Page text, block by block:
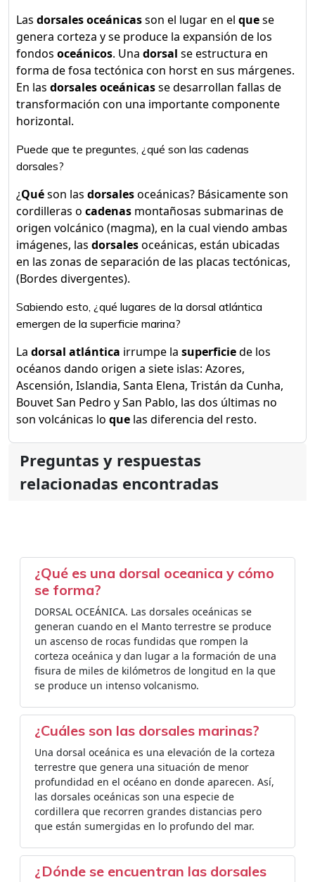
Las dorsales oceánicasson el lugar en el quese
genera corteza y se produce la expansión de los
fondos oceánicos. Una dorsal se estructura en
forma de fosa tectónica con horst en sus márgenes.
En las dorsales oceánicasse desarrollan fallas de
transformación con una importante componente
horizontal.
Puede que te preguntes, ¿qué son las cadenas
dorsales?
¿Quéson las dorsalesoceánicas? Básicamente son
cordilleras o cadenas montañosas submarinas de
origen volcánico (magma), en la cual viendo ambas
imágenes, las dorsalesoceánicas, están ubicadas
en las zonas de separación de las placas tectónicas,
(Bordes divergentes).
Sabiendo esto, ¿qué lugares de la dorsal atlántica
emergen de la superficie marina?
La dorsal atlántica irrumpe la superficiede los
océanos dando origen a siete islas: Azores,
Ascensión, Islandia, Santa Elena, Tristán da Cunha,
Bouvet San Pedro y San Pablo, las dos últimas no
son volcánicas lo que las diferencia del resto.
Preguntas y respuestas
relacionadas encontradas
¿Qué es una dorsal oceanica y cómo
se forma?
DORSAL OCEÁNICA. Las dorsales oceánicas se
generan cuando en el Manto terrestre se produce
un ascenso de rocas fundidas que rompen la
corteza oceánica y dan lugar a la formación de una
fisura de miles de kilómetros de longitud en la que
se produce un intenso volcanismo.
¿Cuáles son las dorsales marinas?
Una dorsal oceánica es una elevación de la corteza
terrestre que genera una situación de menor
profundidad en el océano en donde aparecen. Así,
las dorsales oceánicas son una especie de
cordillera que recorren grandes distancias pero
que están sumergidas en lo profundo del mar.
¿Dónde se encuentran las dorsales